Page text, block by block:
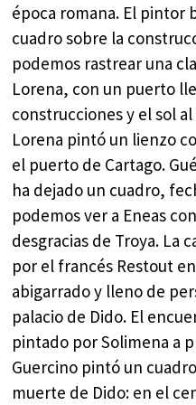
época romana. El pintor
cuadro sobre la
podemos rastrear una
Lorena, con un puerto
construcciones y el sol
Lorena pintó un lienzo
el puerto de Cartago.
ha dejado un cuadro,
podemos ver a Eneas
desgracias de Troya. La
por el francés Restout
abigarrado y lleno de
palacio de Dido. El
pintado por Solimena a
Guercino pintó un
muerte de Dido: en el